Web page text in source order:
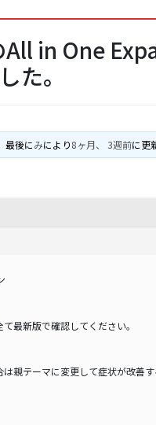
All in One
た。
最後にみにより8ヶ月、 3週前に更
最新版で確認してください。
親テーマに変更して症状が改善す